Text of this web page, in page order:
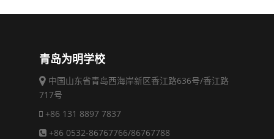
青岛为明学校
中国山东省青岛西海岸新区香江路636号/香江路
717号
+86 131 8897 7837
+86 0532-86767766/86767788